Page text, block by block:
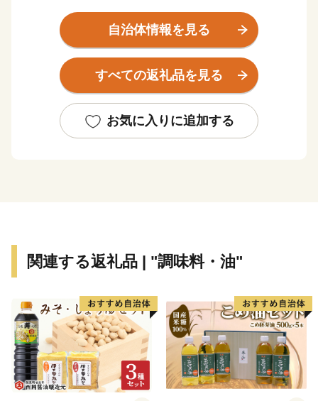
人口17,252人（平成27年10月・国勢調査）、面積956.08
㎢、北海道の南部、渡島半島のほぼ中央に位置し、恵ま
れた自然環境の中で農業、漁業が盛んに行われていま
漁業の他にも、広大な土地では酪農も盛んで、肉牛や新
鮮な生乳を使った乳製品は、道内はもちろん、道外から
特産品により、八雲町の新たな魅力を知っていただけれ
自治体情報を見る
すべての返礼品を見る
お気に入りに追加する
関連する返礼品 | "調味料・油"